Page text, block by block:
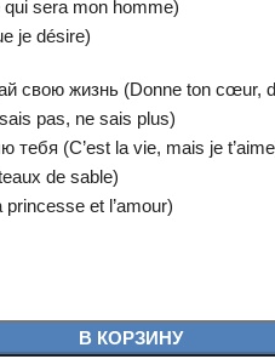
sera mon homme)
je désire)
свою жизнь (Donne ton cœur,
pas, ne sais plus)
тебя (C’est la vie, mais je
de sable)
et l’amour)
В КОРЗИНУ